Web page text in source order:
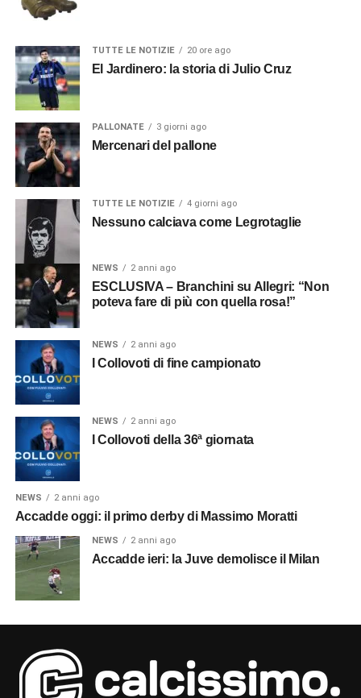
TUTTE LE NOTIZIE 20 ore ago
El Jardinero: la storia di Julio Cruz
PALLONATE 3 giorni ago
Mercenari del pallone
TUTTE LE NOTIZIE 4 giorni ago
Nessuno calciava come Legrotaglie
NEWS 2 anni ago
ESCLUSIVA – Branchini su Allegri: “Non
poteva fare di più con quella rosa!”
NEWS 2 anni ago
I Collovoti di fine campionato
NEWS 2 anni ago
I Collovoti della 36ª giornata
NEWS 2 anni ago
Accadde oggi: il primo derby di Massimo Moratti
NEWS 2 anni ago
Accadde ieri: la Juve demolisce il Milan